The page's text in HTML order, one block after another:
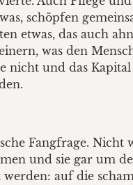
schöpfen
etwas, das auch
was den
nicht und das
Fangfrage. Nicht
und sie gar um
auf die